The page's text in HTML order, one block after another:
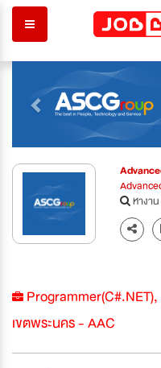
หางาน
Programmer(C#.NET),
เขตพระนคร - AAC